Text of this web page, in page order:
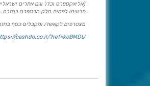
(אליאקספרס וכדו' וגם אתרים
תרוויחו לפחות חלק מכספכם
מצטרפים לקאשדו ומקבלים כסף
cashdo.co.il/?ref=koBMDU